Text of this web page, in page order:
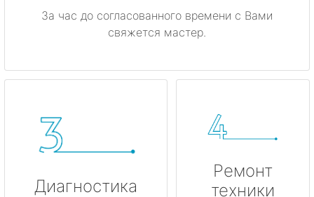
За час до согласованного времени с Вами
свяжется мастер.
Диагностика
Ремонт
техники